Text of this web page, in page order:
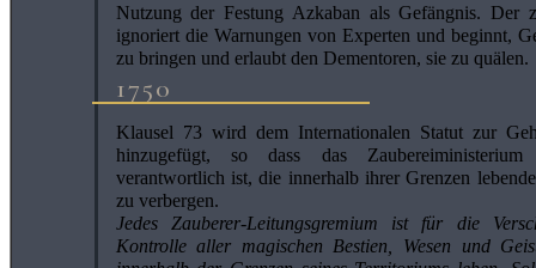
Nutzung der Festung Azkaban als Gefängnis. Der
ignoriert die Warnungen von Experten und beginnt,
zu bringen und erlaubt den Dementoren, sie zu quälen.
1750
Klausel 73 wird dem Internationalen Statut zur
hinzugefügt, so dass das
verantwortlich ist, die innerhalb ihrer Grenzen
zu verbergen.
Jedes Zauberer-Leitungsgremium ist für die
Kontrolle aller magischen Bestien, Wesen und